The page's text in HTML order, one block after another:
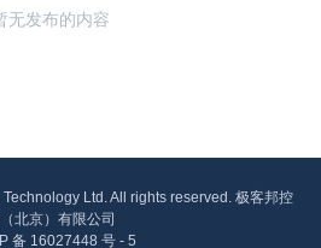
无发布的内容
Ltd. All rights reserved. 极客邦控
北京）有限公司
备 16027448 号 - 5